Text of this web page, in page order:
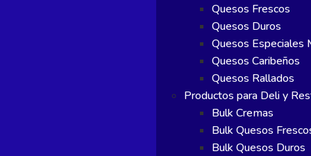
Quesos Frescos
Quesos Duros
Quesos Especiales
Quesos Caribeños
Quesos Rallados
Productos para Deli y
Bulk Cremas
Bulk Quesos
Bulk Quesos Duros